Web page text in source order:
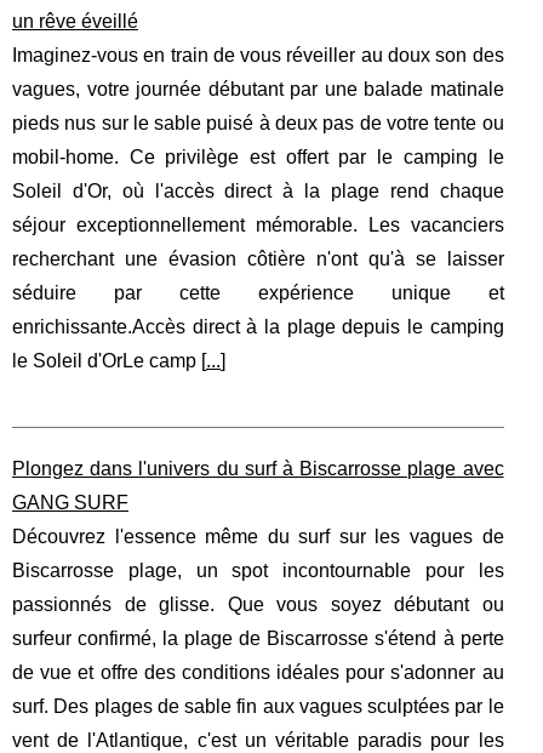
un rêve éveillé
Imaginez-vous en train de vous réveiller au doux son des
vagues, votre journée débutant par une balade matinale
pieds nus sur le sable puisé à deux pas de votre tente ou
mobil-home. Ce privilège est offert par le camping le
Soleil d'Or, où l'accès direct à la plage rend chaque
séjour exceptionnellement mémorable. Les vacanciers
recherchant une évasion côtière n'ont qu'à se laisser
séduire par cette expérience unique et
enrichissante.Accès direct à la plage depuis le camping
le Soleil d'OrLe camp [...]
Plongez dans l'univers du surf à Biscarrosse plage avec
GANG SURF
Découvrez l'essence même du surf sur les vagues de
Biscarrosse plage, un spot incontournable pour les
passionnés de glisse. Que vous soyez débutant ou
surfeur confirmé, la plage de Biscarrosse s'étend à perte
de vue et offre des conditions idéales pour s'adonner au
surf. Des plages de sable fin aux vagues sculptées par le
vent de l'Atlantique, c'est un véritable paradis pour les